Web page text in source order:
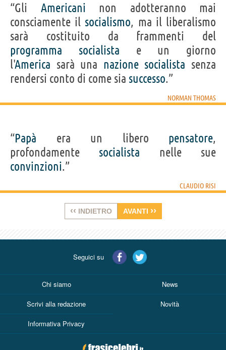
“Gli Americani non adotteranno mai
consciamente il socialismo, ma il liberalismo
sarà costituito da frammenti del
programma
socialista e un giorno
l'America sarà una nazione socialista senza
rendersi conto di come sia successo.”
NORMAN THOMAS
“Papà era un libero pensatore,
profondamente socialista nelle sue
convinzioni.”
CLAUDIO RISI
‹‹ INDIETRO AVANTI ››
Seguici su
Chi siamo News
Scrivi alla redazione Novità
Informativa Privacy